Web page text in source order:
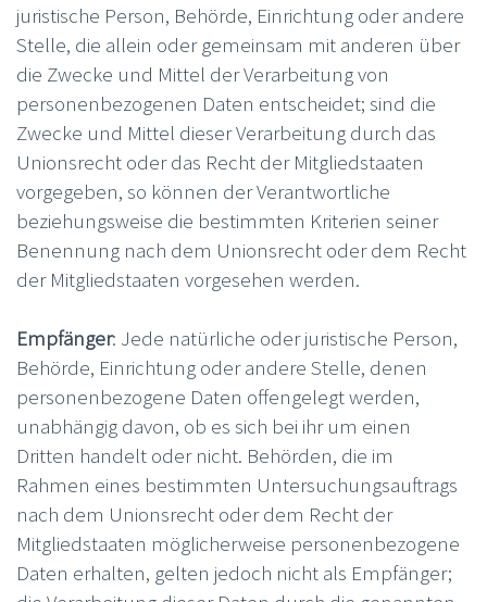
juristische Person, Behörde, Einrichtung oder andere
Stelle, die allein oder gemeinsam mit anderen über
die Zwecke und Mittel der Verarbeitung von
personenbezogenen Daten entscheidet; sind die
Zwecke und Mittel dieser Verarbeitung durch das
Unionsrecht oder das Recht der Mitgliedstaaten
vorgegeben, so können der Verantwortliche
beziehungsweise die bestimmten Kriterien seiner
Benennung nach dem Unionsrecht oder dem Recht
der Mitgliedstaaten vorgesehen werden.
Empfänger: Jede natürliche oder juristische Person,
Behörde, Einrichtung oder andere Stelle, denen
personenbezogene Daten offengelegt werden,
unabhängig davon, ob es sich bei ihr um einen
Dritten handelt oder nicht. Behörden, die im
Rahmen eines bestimmten Untersuchungsauftrags
nach dem Unionsrecht oder dem Recht der
Mitgliedstaaten möglicherweise personenbezogene
Daten erhalten, gelten jedoch nicht als Empfänger;